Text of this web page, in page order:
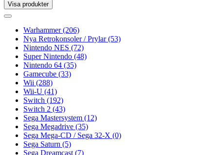
Visa produkter
Toggle
Toggle
navigationWarhammer(206)
Nya Retrokonsoler / Prylar(53)
Nintendo NES (72)
Super Nintendo (48)
Nintendo 64 (35)
Gamecube (33)
Wii (288)
Wii-U (41)
Switch (192)
Switch 2 (43)
Sega Mastersystem (12)
Sega Megadrive (35)
Sega Mega-CD / Sega 32-X (0)
Sega Saturn (5)
Sega Dreamcast (7)